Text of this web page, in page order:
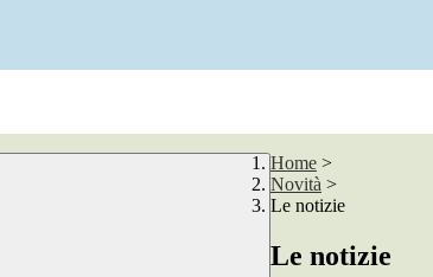
Home >
Novità >
Le notizie
Le notizie